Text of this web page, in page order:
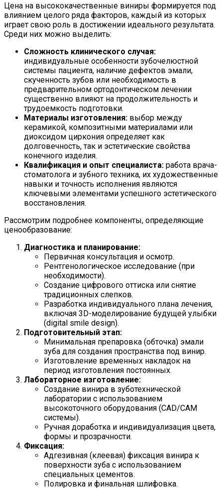
Цена на высококачественные виниры формируется под
влиянием целого ряда факторов, каждый из которых
играет свою роль в достижении идеального результата.
Среди них можно выделить:
Сложность клинического случая:
индивидуальные особенности зубочелюстной
системы пациента, наличие дефектов эмали,
скученность зубов или необходимость в
предварительном ортодонтическом лечении
существенно влияют на продолжительность и
трудоемкость подготовки.
Материалы изготовления: выбор между
керамикой, композитными материалами или
диоксидом циркония определяет как
долговечность, так и эстетические свойства
конечного изделия.
Квалификация и опыт специалиста: работа врача-
стоматолога и зубного техника, их художественные
навыки и точность исполнения являются
ключевыми элементами успешного эстетического
восстановления.
Рассмотрим подробнее компоненты, определяющие
ценообразование:
Диагностика и планирование:
Первичная консультация и осмотр.
Рентгенологическое исследование (при
необходимости).
Создание цифрового оттиска или снятие
традиционных слепков.
Разработка индивидуального плана лечения,
включая 3D-моделирование будущей улыбки
(digital smile design).
Подготовительный этап:
Минимальная препаровка (обточка) эмали
зуба для создания пространства под винир.
Изготовление временных накладок на
период изготовления постоянных.
Лабораторное изготовление:
Создание винира в зуботехнической
лаборатории с использованием
высокоточного оборудования (CAD/CAM
системы).
Ручная доработка и индивидуализация цвета,
формы и прозрачности.
Фиксация:
Адгезивная (клеевая) фиксация винира к
поверхности зуба с использованием
специальных цементов.
Полировка и финальная шлифовка.